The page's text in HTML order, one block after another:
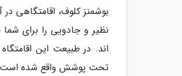
بوشمنز کلوف، اقامتگاهی
تحت پوشش واقع شده